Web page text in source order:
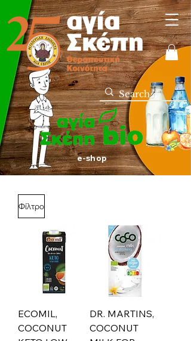
e-shop
Φίλτρο
ECOMIL,
COCONUT
DR. MARTINS,
COCONUT